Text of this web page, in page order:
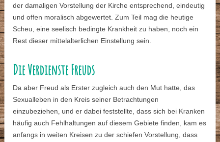
der damaligen Vorstellung der Kirche entsprechend, eindeutig
und offen moralisch abgewertet. Zum Teil mag die heutige
Scheu, eine seelisch bedingte Krankheit zu haben, noch ein
Rest dieser mittelalterlichen Einstellung sein.
Die Verdienste Freuds
Da aber Freud als Erster zugleich auch den Mut hatte, das
Sexualleben in den Kreis seiner Betrachtungen
einzubeziehen, und er dabei feststellte, dass sich bei Kranken
häufig auch Fehlhaltungen auf diesem Gebiete finden, kam es
anfangs in weiten Kreisen zu der schiefen Vorstellung, dass